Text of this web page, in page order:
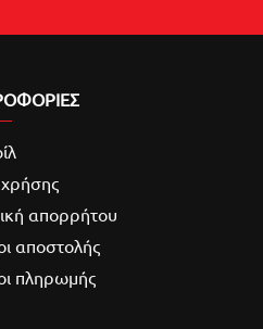
απορρήτου
αποστολής
πληρωμής